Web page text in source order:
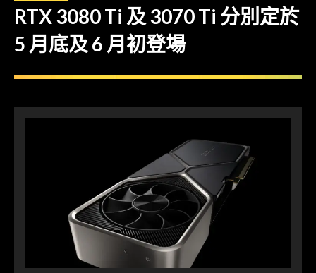
RTX 3080 Ti 及 3070 Ti 分別定於
5 月底及 6 月初登場